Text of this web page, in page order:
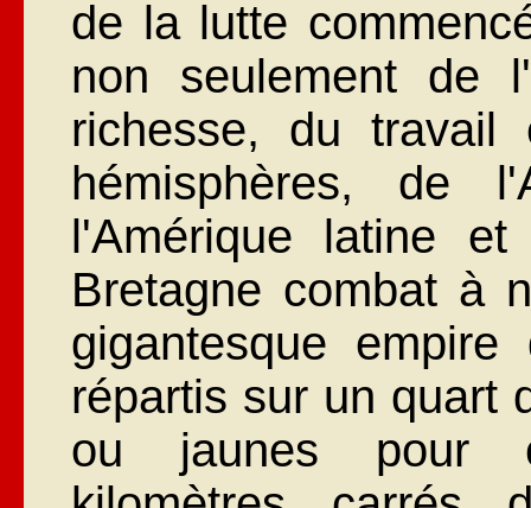
de la lutte
non seulement de
richesse, du
hémisphères, de
l'Amérique latine
Bretagne combat à
gigantesque
répartis sur un quart
ou jaunes pour